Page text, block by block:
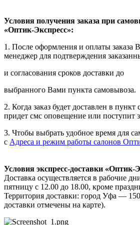
Условия получения заказа при
«Оптик-Экспресс»:
1. После оформления и оплаты заказа
менеджер для подтверждения
и согласования сроков доставки до
выбранного Вами пункта самовывоза.
2. Когда заказ будет доставлен в
придет смс оповещение или поступит
3. Чтобы выбрать удобное время для
с Адреса и режим работы салонов
Условия экспресс-доставки «Оптик-
Доставка осуществляется в рабочие
пятницу с 12.00 до 18.00, кроме
Территория доставки: город Уфа —
доставки отмечены на карте).